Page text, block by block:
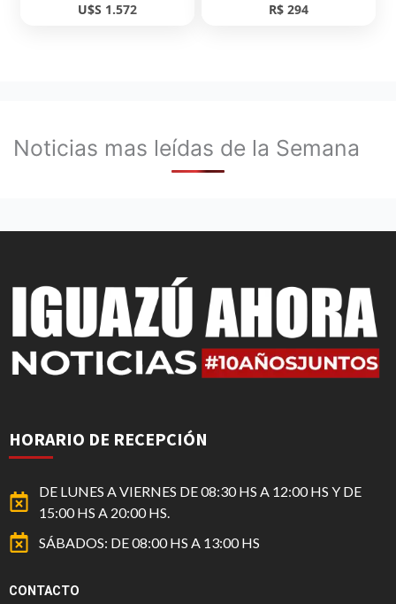
U$S 1.572 R$ 294
Noticias mas leídas de la Semana
HORARIO DE RECEPCIÓN
DE LUNES A VIERNES DE 08:30 HS A 12:00 HS Y DE
15:00 HS A 20:00 HS.
SÁBADOS: DE 08:00 HS A 13:00 HS
CONTACTO